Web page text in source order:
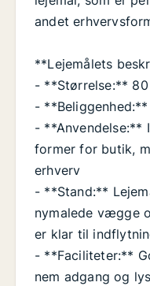
andet
**Lejemålets
- **Størrelse:** 80
-
- **Anvendelse:**
former for butik,
erhverv
- **Stand:**
nymalede vægge
er klar til
- **Faciliteter:**
nem adgang og